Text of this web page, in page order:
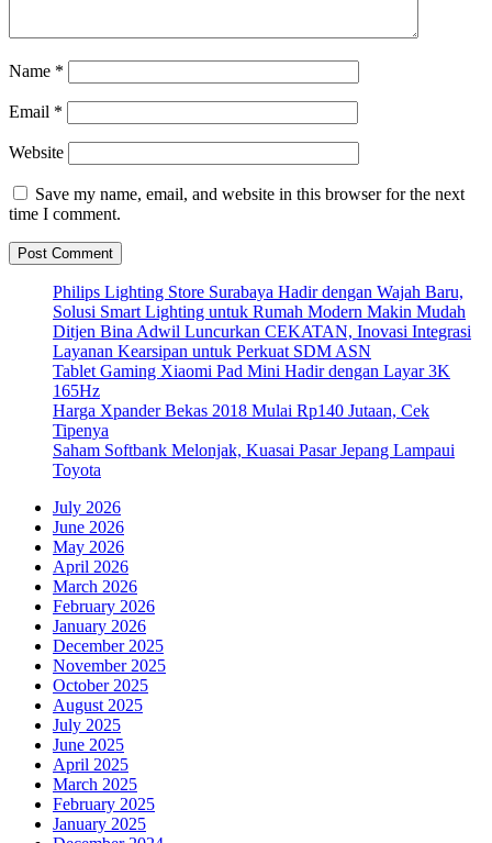
Name *
Email *
Website
Save my name, email, and website in this browser for the next
time I comment.
Philips Lighting Store Surabaya Hadir dengan Wajah Baru,
Solusi Smart Lighting untuk Rumah Modern Makin Mudah
Ditjen Bina Adwil Luncurkan CEKATAN, Inovasi Integrasi
Layanan Kearsipan untuk Perkuat SDM ASN
Tablet Gaming Xiaomi Pad Mini Hadir dengan Layar 3K
165Hz
Harga Xpander Bekas 2018 Mulai Rp140 Jutaan, Cek
Tipenya
Saham Softbank Melonjak, Kuasai Pasar Jepang Lampaui
Toyota
July 2026
June 2026
May 2026
April 2026
March 2026
February 2026
January 2026
December 2025
November 2025
October 2025
August 2025
July 2025
June 2025
April 2025
March 2025
February 2025
January 2025